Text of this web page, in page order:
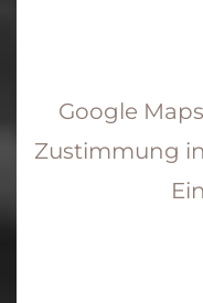
Google
Zustimmung